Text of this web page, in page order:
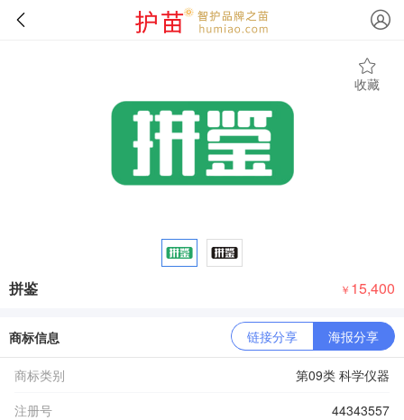
收藏
拼鉴 ￥ 15,400
商标信息 链接分享 海报分享
商标类别
第09类 科学仪器
注册号
44343557